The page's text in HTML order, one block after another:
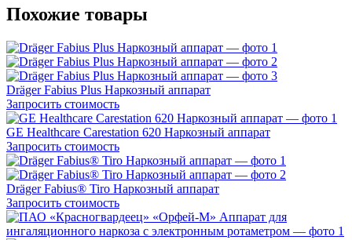
Похожие товары
Dräger Fabius Plus Наркозный аппарат
Запросить стоимость
GE Healthcare Carestation 620 Наркозный аппарат
Запросить стоимость
Dräger Fabius® Tiro Наркозный аппарат
Запросить стоимость